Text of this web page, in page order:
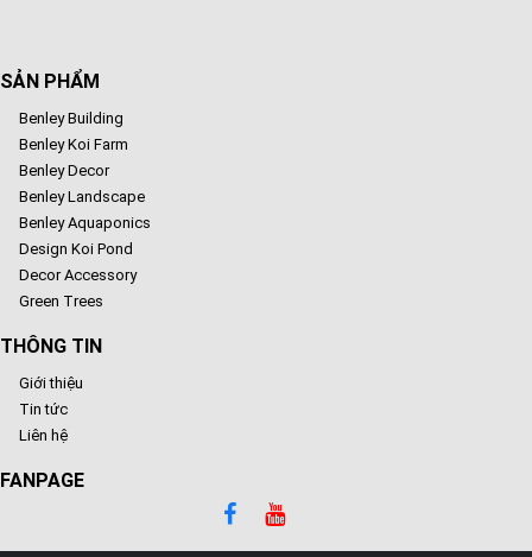
SẢN PHẨM
Benley Building
Benley Koi Farm
Benley Decor
Benley Landscape
Benley Aquaponics
Design Koi Pond
Decor Accessory
Green Trees
THÔNG TIN
Giới thiệu
Tin tức
Liên hệ
FANPAGE